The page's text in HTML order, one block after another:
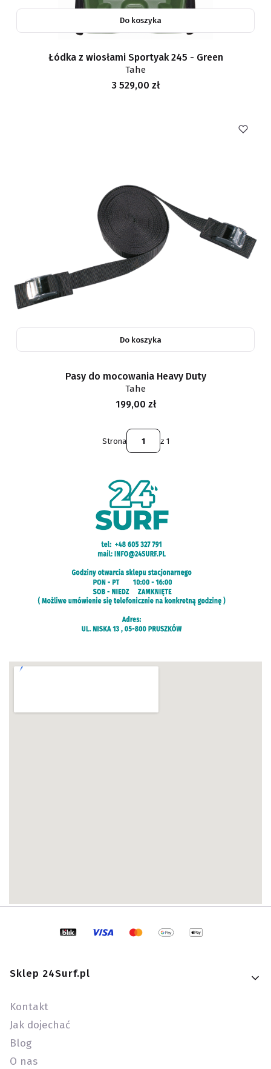
Do koszyka
Łódka z wiosłami Sportyak 245 - Green
Tahe
Cena
3 529,00 zł
Do koszyka
Pasy do mocowania Heavy Duty
Tahe
Cena
199,00 zł
Strona z 1
Linki w stopce
Sklep 24Surf.pl
Kontakt
Jak dojechać
Blog
O nas